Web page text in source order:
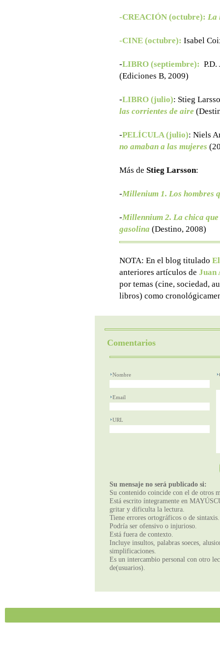
-CREACIÓN (octubre): La
-CINE (octubre): Isabel
-LIBRO (septiembre):
(Ediciones B, 2009)
-LIBRO (julio): Stieg
las corrientes de aire
-PELÍCULA (julio): Niels
no amaban a las mujeres
Más de Stieg Larsson:
-Millenium 1. Los hombres
-Millennium 2. La chica
gasolina (Destino, 2008)
NOTA: En el blog titulado
anteriores artículos de Juan
por temas (cine, sociedad,
libros) como
Comentarios
Nombre
Email
URL
Su mensaje no será publicado si:
Su contenido coincide con el de otros
Está escrito íntegramente en
gritar y dificulta la lectura.
Tiene errores ortográficos o de sintaxis.
Podría ser ofensivo o injurioso.
Está fuera de contexto.
Incluye insultos, palabras soeces,
simplificaciones.
Es un intercambio personal con otro
de(usuarios).